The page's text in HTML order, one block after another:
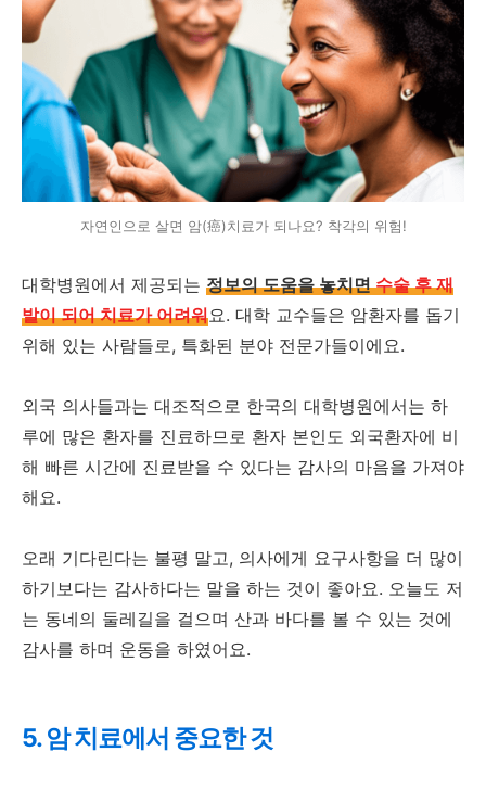
자연인으로 살면 암(癌)치료가 되나요? 착각의 위험!
대학병원에서 제공되는 정보의 도움을 놓치면수술 후 재
발이 되어 치료가 어려워요. 대학 교수들은 암환자를 돕기
위해 있는 사람들로, 특화된 분야 전문가들이에요.
외국 의사들과는 대조적으로 한국의 대학병원에서는 하
루에 많은 환자를 진료하므로 환자 본인도 외국환자에 비
해 빠른 시간에 진료받을 수 있다는 감사의 마음을 가져야
해요.
오래 기다린다는 불평 말고, 의사에게 요구사항을 더 많이
하기보다는 감사하다는 말을 하는 것이 좋아요. 오늘도 저
는 동네의 둘레길을 걸으며 산과 바다를 볼 수 있는 것에
감사를 하며 운동을 하였어요.
5. 암 치료에서 중요한 것